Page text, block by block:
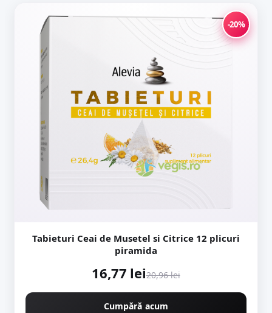
-20%
Tabieturi Ceai de Musetel si Citrice 12 plicuri
piramida
16,77 lei20,96 lei
Cumpără acum